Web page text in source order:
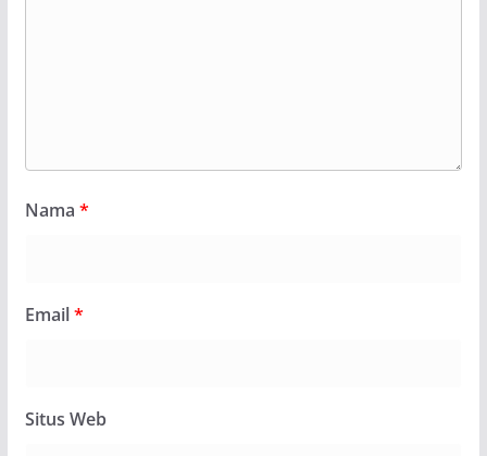
Nama *
Email*
Situs Web